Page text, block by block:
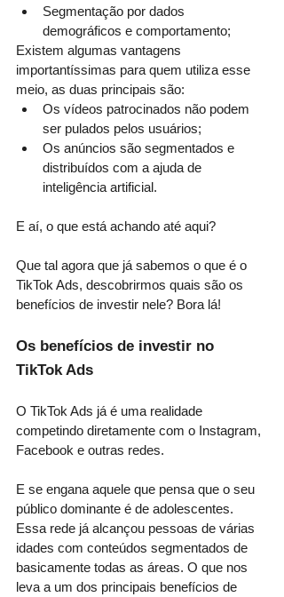
Segmentação por dados
demográficos e comportamento;
Existem algumas vantagens
importantíssimas para quem utiliza esse
meio, as duas principais são:
Os vídeos patrocinados não podem
ser pulados pelos usuários;
Os anúncios são segmentados e
distribuídos com a ajuda de
inteligência artificial.
E aí, o que está achando até aqui?
Que tal agora que já sabemos o que é o
TikTok Ads, descobrirmos quais são os
benefícios de investir nele? Bora lá!
Os benefícios de investir no
TikTok Ads
O TikTok Ads já é uma realidade
competindo diretamente com o Instagram,
Facebook e outras redes.
E se engana aquele que pensa que o seu
público dominante é de adolescentes.
Essa rede já alcançou pessoas de várias
idades com conteúdos segmentados de
basicamente todas as áreas. O que nos
leva a um dos principais benefícios de